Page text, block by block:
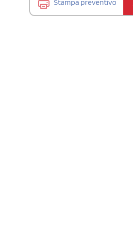
Stampa preventivo